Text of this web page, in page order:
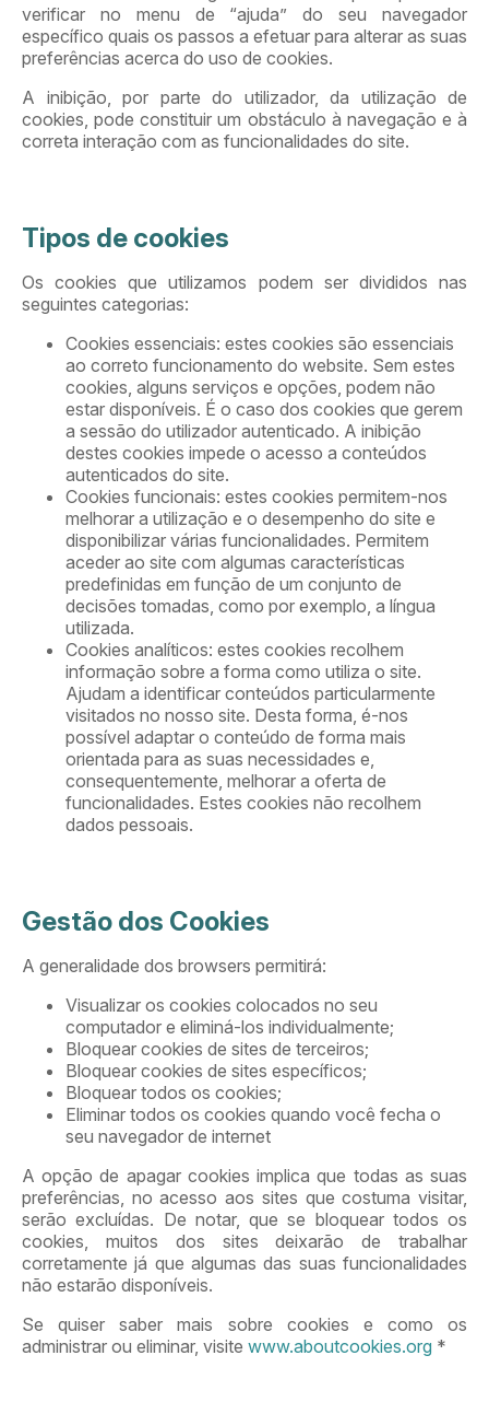
verificar no menu de “ajuda” do seu navegador
específico quais os passos a efetuar para alterar as suas
preferências acerca do uso de cookies.
A inibição, por parte do utilizador, da utilização de
cookies, pode constituir um obstáculo à navegação e à
correta interação com as funcionalidades do site.
Tipos de cookies
Os cookies que utilizamos podem ser divididos nas
seguintes categorias:
Cookies essenciais: estes cookies são essenciais
ao correto funcionamento do website. Sem estes
cookies, alguns serviços e opções, podem não
estar disponíveis. É o caso dos cookies que gerem
a sessão do utilizador autenticado. A inibição
destes cookies impede o acesso a conteúdos
autenticados do site.
Cookies funcionais: estes cookies permitem-nos
melhorar a utilização e o desempenho do site e
disponibilizar várias funcionalidades. Permitem
aceder ao site com algumas características
predefinidas em função de um conjunto de
decisões tomadas, como por exemplo, a língua
utilizada.
Cookies analíticos: estes cookies recolhem
informação sobre a forma como utiliza o site.
Ajudam a identificar conteúdos particularmente
visitados no nosso site. Desta forma, é-nos
possível adaptar o conteúdo de forma mais
orientada para as suas necessidades e,
consequentemente, melhorar a oferta de
funcionalidades. Estes cookies não recolhem
dados pessoais.
Gestão dos Cookies
A generalidade dos browsers permitirá:
Visualizar os cookies colocados no seu
computador e eliminá-los individualmente;
Bloquear cookies de sites de terceiros;
Bloquear cookies de sites específicos;
Bloquear todos os cookies;
Eliminar todos os cookies quando você fecha o
seu navegador de internet
A opção de apagar cookies implica que todas as suas
preferências, no acesso aos sites que costuma visitar,
serão excluídas. De notar, que se bloquear todos os
cookies, muitos dos sites deixarão de trabalhar
corretamente já que algumas das suas funcionalidades
não estarão disponíveis.
Se quiser saber mais sobre cookies e como os
administrar ou eliminar, visite www.aboutcookies.org *